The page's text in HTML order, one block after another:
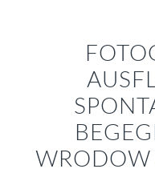
WRODOW